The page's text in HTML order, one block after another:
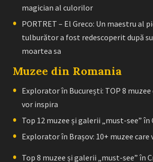
magician al culorilor
PORTRET – El Greco: Un maestru al
tulburător a fost redescoperit după
moartea sa
Muzee din Romania
Explorator în București: TOP 8 muzee
vor inspira
Top 12 muzee și galerii „must-see” în
Explorator în Brașov: 10+ muzee care
Top 8 muzee și galerii „must-see” în